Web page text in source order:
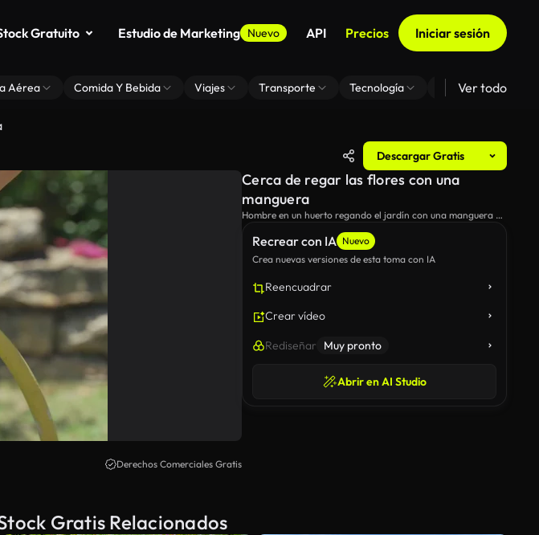
Gratuito Estudio de Marketing Nuevo API Precios Iniciar sesión
Aérea Comida Y Bebida Viajes Transporte Tecnología Zoom De Fondo
Ver todo
Descargar Gratis
Derechos Comerciales Gratis
Recrear con IA Nuevo
Crea nuevas versiones de esta toma con IA
Reencuadrar
Crear vídeo
Rediseñar Muy pronto
Abrir en AI Studio
Cerca de regar las flores con una
manguera
Hombre en un huerto regando el jardín con una manguera de
Gratis Relacionados